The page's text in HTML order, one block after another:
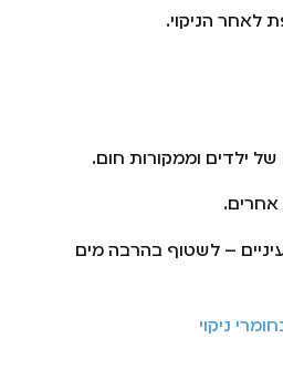
לאחר הניקוי.
ילדים וממקורות חום.
אחרים.
– לשטוף בהרבה מים
ניקוי